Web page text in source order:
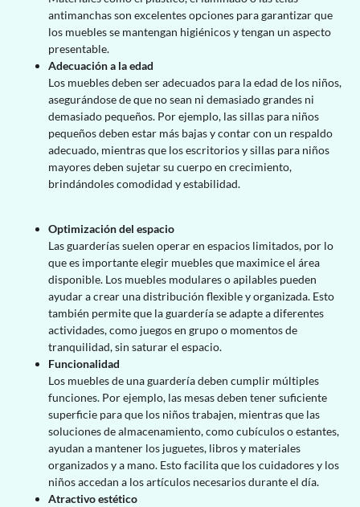
antimanchas son excelentes opciones para garantizar que
los muebles se mantengan higiénicos y tengan un aspecto
presentable.
Adecuación a la edad
Los muebles deben ser adecuados para la edad de los niños,
asegurándose de que no sean ni demasiado grandes ni
demasiado pequeños. Por ejemplo, las sillas para niños
pequeños deben estar más bajas y contar con un respaldo
adecuado, mientras que los escritorios y sillas para niños
mayores deben sujetar su cuerpo en crecimiento,
brindándoles comodidad y estabilidad.
Optimización del espacio
Las guarderías suelen operar en espacios limitados, por lo
que es importante elegir muebles que maximice el área
disponible. Los muebles modulares o apilables pueden
ayudar a crear una distribución flexible y organizada. Esto
también permite que la guardería se adapte a diferentes
actividades, como juegos en grupo o momentos de
tranquilidad, sin saturar el espacio.
Funcionalidad
Los muebles de una guardería deben cumplir múltiples
funciones. Por ejemplo, las mesas deben tener suficiente
superficie para que los niños trabajen, mientras que las
soluciones de almacenamiento, como cubículos o estantes,
ayudan a mantener los juguetes, libros y materiales
organizados y a mano. Esto facilita que los cuidadores y los
niños accedan a los artículos necesarios durante el día.
Atractivo estético